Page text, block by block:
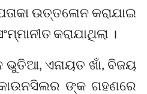
ଉତ୍ତଳୋନ କରାଯାଇ
କରାଯାଥିଲା ।
ଭୁତିଆ, ଏନାୟତ ଖାଁ, ବିଜୟ
କାଉନସିଲର ଙ୍କ ଗହଣରେ